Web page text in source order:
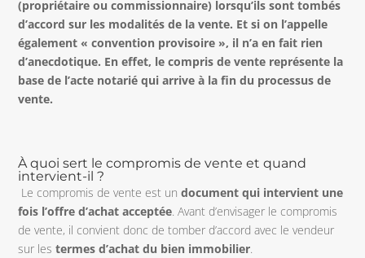
(propriétaire ou commissionnaire) lorsqu’ils sont tombés
d’accord sur les modalités de la vente. Et si on l’appelle
également « convention provisoire », il n’a en fait rien
d’anecdotique. En effet, le compris de vente représente la
base de l’acte notarié qui arrive à la fin du processus de
vente.
Àquoi sert le compromis de vente et quand
intervient-il ?
Le compromis de vente est undocument qui intervient une
fois l’offre d’achat acceptée. Avant d’envisager le compromis
de vente, il convient donc de tomber d’accord avec le vendeur
sur les termes d’achat du bien immobilier.